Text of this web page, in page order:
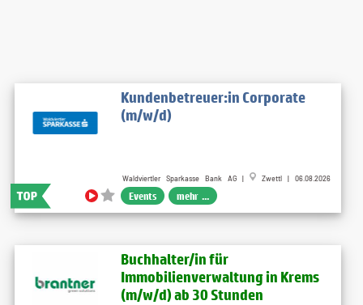
Kundenbetreuer:in Corporate
(m/w/d)
Waldviertler Sparkasse Bank AG | Zwettl | 06.08.2026
Events mehr ...
Buchhalter/in für
Immobilienverwaltung in Krems
(m/w/d) ab 30 Stunden